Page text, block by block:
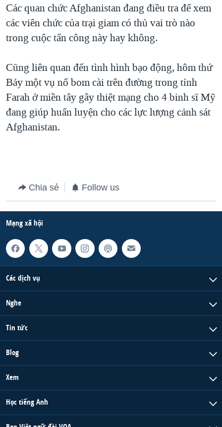
Các quan chức Afghanistan đang điều tra để xem
các viên chức của trại giam có thủ vai trò nào
trong cuộc tấn công này hay không.
Cũng liên quan đến tình hình bạo động, hôm thứ
Bảy một vụ nổ bom cài trên đường trong tỉnh
Farah ở miền tây gây thiệt mạng cho 4 binh sĩ Mỹ
đang giúp huấn luyện cho các lực lượng cảnh sát
Afghanistan.
Chia sẻ Follow us
Mạng xã hội
Các dịch vụ
Nghe
Tin tức
Blog
Xem
Học tiếng Anh